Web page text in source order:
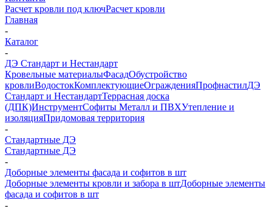
Расчет кровли под ключРасчет кровли
Главная
-
Каталог
-
ДЭ Стандарт и Нестандарт
Кровельные материалыФасадОбустройство
кровлиВодостокКомплектующиеОгражденияПрофнастилДЭ
Стандарт и НестандартТеррасная доска
(ДПК)ИнструментСофиты Металл и ПВХУтепление и
изоляцияПридомовая территория
-
Стандартные ДЭ
Стандартные ДЭ
-
Доборные элементы фасада и софитов в шт
Доборные элементы кровли и забора в штДоборные элементы
фасада и софитов в шт
-